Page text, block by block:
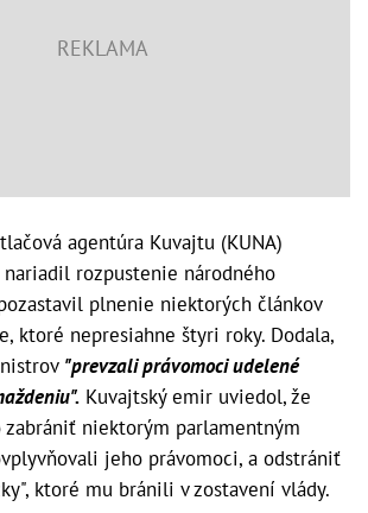
agentúra Kuvajtu (KUNA)
rozpustenie národného
plnenie niektorých článkov
ktoré nepresiahne štyri roky. Dodala,
"prevzali právomoci udelené
Kuvajtský emir uviedol, že
niektorým parlamentným
jeho právomoci, a odstrániť
ktoré mu bránili v zostavení vlády.